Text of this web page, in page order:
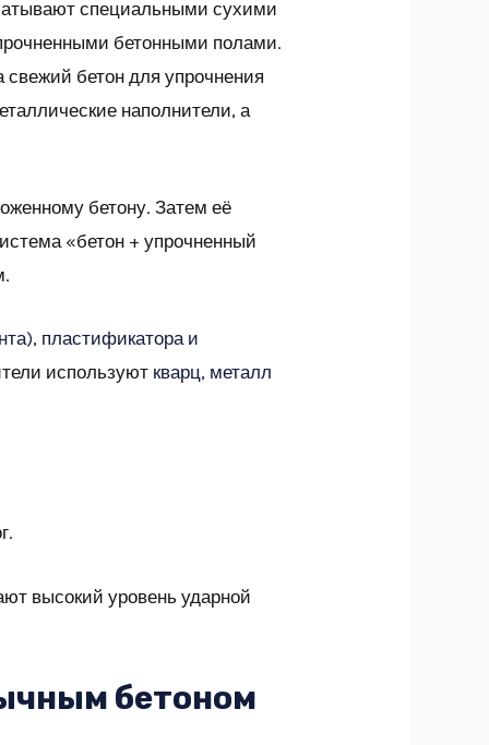
специальными сухими
бетонными полами.
бетон для упрочнения
наполнители, а
бетону. Затем её
«бетон + упрочненный
пластификатора и
используют кварц, металл
высокий уровень ударной
бетоном